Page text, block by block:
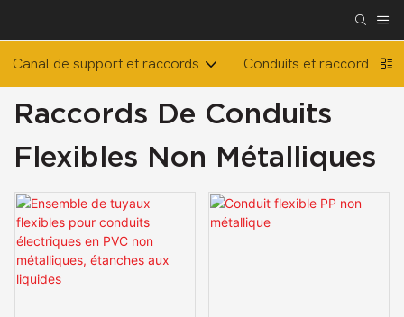
Canal de support et raccords Conduits et raccords
Raccords De Conduits
Flexibles Non Métalliques